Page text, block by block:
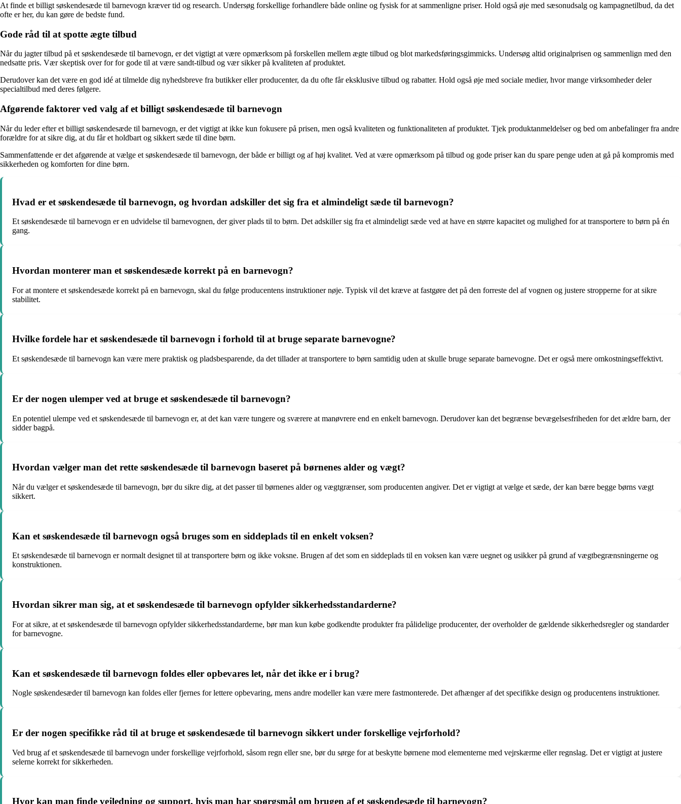
At finde et billigt søskendesæde til barnevogn kræver tid og research. Undersøg forskellige forhandlere både online og fysisk for at sammenligne priser. Hold også øje med sæsonudsalg og kampagnetilbud, da det
ofte er her, du kan gøre de bedste fund.
Gode råd til at spotte ægte tilbud
Når du jagter tilbud på et søskendesæde til barnevogn, er det vigtigt at være opmærksom på forskellen mellem ægte tilbud og blot markedsføringsgimmicks. Undersøg altid originalprisen og sammenlign med den
nedsatte pris. Vær skeptisk over for for gode til at være sandt-tilbud og vær sikker på kvaliteten af produktet.
Derudover kan det være en god idé at tilmelde dig nyhedsbreve fra butikker eller producenter, da du ofte får eksklusive tilbud og rabatter. Hold også øje med sociale medier, hvor mange virksomheder deler
specialtilbud med deres følgere.
Afgørende faktorer ved valg af et billigt søskendesæde til barnevogn
Når du leder efter et billigt søskendesæde til barnevogn, er det vigtigt at ikke kun fokusere på prisen, men også kvaliteten og funktionaliteten af produktet. Tjek produktanmeldelser og bed om anbefalinger fra andre
forældre for at sikre dig, at du får et holdbart og sikkert sæde til dine børn.
Sammenfattende er det afgørende at vælge et søskendesæde til barnevogn, der både er billigt og af høj kvalitet. Ved at være opmærksom på tilbud og gode priser kan du spare penge uden at gå på kompromis med
sikkerheden og komforten for dine børn.
Hvad er et søskendesæde til barnevogn, og hvordan adskiller det sig fra et almindeligt sæde til barnevogn?
Et søskendesæde til barnevogn er en udvidelse til barnevognen, der giver plads til to børn. Det adskiller sig fra et almindeligt sæde ved at have en større kapacitet og mulighed for at transportere to børn på én
gang.
Hvordan monterer man et søskendesæde korrekt på en barnevogn?
For at montere et søskendesæde korrekt på en barnevogn, skal du følge producentens instruktioner nøje. Typisk vil det kræve at fastgøre det på den forreste del af vognen og justere stropperne for at sikre
stabilitet.
Hvilke fordele har et søskendesæde til barnevogn i forhold til at bruge separate barnevogne?
Et søskendesæde til barnevogn kan være mere praktisk og pladsbesparende, da det tillader at transportere to børn samtidig uden at skulle bruge separate barnevogne. Det er også mere omkostningseffektivt.
Er der nogen ulemper ved at bruge et søskendesæde til barnevogn?
En potentiel ulempe ved et søskendesæde til barnevogn er, at det kan være tungere og sværere at manøvrere end en enkelt barnevogn. Derudover kan det begrænse bevægelsesfriheden for det ældre barn, der
sidder bagpå.
Hvordan vælger man det rette søskendesæde til barnevogn baseret på børnenes alder og vægt?
Når du vælger et søskendesæde til barnevogn, bør du sikre dig, at det passer til børnenes alder og vægtgrænser, som producenten angiver. Det er vigtigt at vælge et sæde, der kan bære begge børns vægt
sikkert.
Kan et søskendesæde til barnevogn også bruges som en siddeplads til en enkelt voksen?
Et søskendesæde til barnevogn er normalt designet til at transportere børn og ikke voksne. Brugen af det som en siddeplads til en voksen kan være uegnet og usikker på grund af vægtbegrænsningerne og
konstruktionen.
Hvordan sikrer man sig, at et søskendesæde til barnevogn opfylder sikkerhedsstandarderne?
For at sikre, at et søskendesæde til barnevogn opfylder sikkerhedsstandarderne, bør man kun købe godkendte produkter fra pålidelige producenter, der overholder de gældende sikkerhedsregler og standarder
for barnevogne.
Kan et søskendesæde til barnevogn foldes eller opbevares let, når det ikke er i brug?
Nogle søskendesæder til barnevogn kan foldes eller fjernes for lettere opbevaring, mens andre modeller kan være mere fastmonterede. Det afhænger af det specifikke design og producentens instruktioner.
Er der nogen specifikke råd til at bruge et søskendesæde til barnevogn sikkert under forskellige vejrforhold?
Ved brug af et søskendesæde til barnevogn under forskellige vejrforhold, såsom regn eller sne, bør du sørge for at beskytte børnene mod elementerne med vejrskærme eller regnslag. Det er vigtigt at justere
selerne korrekt for sikkerheden.
Hvor kan man finde vejledning og support, hvis man har spørgsmål om brugen af et søskendesæde til barnevogn?